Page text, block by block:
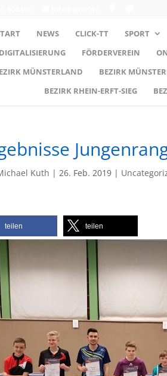
NEWS CLICK-TT SPORT
DIGITALISIERUNG
FÖRDERVEREIN
MÜNSTERLAND
BEZIRK
BEZIRK RHEIN-ERFT-SIEG
Kuth | 26. Feb. 2019 |
teilen teilen